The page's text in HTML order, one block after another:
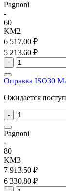
Pagnoni
-
60
KM2
6 517.00 ₽
5 213.60 ₽
-
Оправка ISO30
Ожидается
-
Pagnoni
-
80
KM3
7 913.50 ₽
6 330.80 ₽